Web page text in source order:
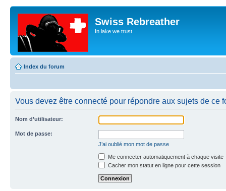
Swiss Rebreather
In lake we trust
Index du forum
Vous devez être connecté pour répondre aux sujets de ce
Nom d’utilisateur:
Mot de passe:
J’ai oublié mon mot de passe
Me connecter automatiquement à chaque visite
Cacher mon statut en ligne pour cette session